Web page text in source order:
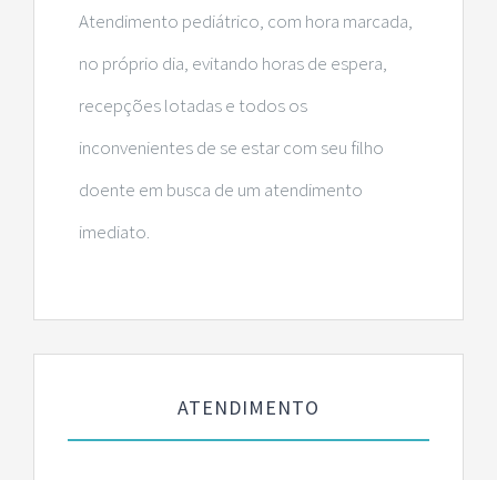
Atendimento pediátrico, com hora marcada,
no próprio dia, evitando horas de espera,
recepções lotadas e todos os
inconvenientes de se estar com seu filho
doente em busca de um atendimento
imediato.
ATENDIMENTO